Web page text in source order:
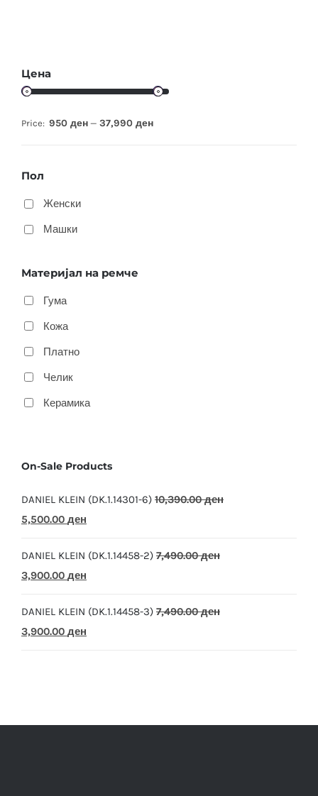
Цена
Price: 950 ден — 37,990 ден
Пол
Женски
Машки
Материјал на ремче
Гума
Кожа
Платно
Челик
Керамика
On-Sale Products
DANIEL KLEIN (DK.1.14301-6) 10,390.00ден
Original
was:
10,390.00 ден.
5,500.00 ден
is:
5,500.00 ден.
DANIEL KLEIN (DK.1.14458-2) 7,490.00ден
Original
was:
7,490.00 ден.
3,900.00 ден
is:
3,900.00 ден.
DANIEL KLEIN (DK.1.14458-3) 7,490.00ден
Original
3,900.00 ден